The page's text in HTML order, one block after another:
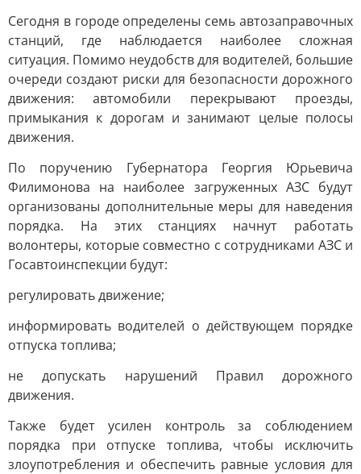
Сегодня в городе определены семь автозаправочных
станций, где наблюдается наиболее сложная
ситуация. Помимо неудобств для водителей, большие
очереди создают риски для безопасности дорожного
движения: автомобили перекрывают проезды,
примыкания к дорогам и занимают целые полосы
движения.
По поручению Губернатора Георгия Юрьевича
Филимонова на наиболее загруженных АЗС будут
организованы дополнительные меры для наведения
порядка. На этих станциях начнут работать
волонтеры, которые совместно с сотрудниками АЗС и
Госавтоинспекции будут:
регулировать движение;
информировать водителей о действующем порядке
отпуска топлива;
не допускать нарушений Правил дорожного
движения.
Также будет усилен контроль за соблюдением
порядка при отпуске топлива, чтобы исключить
злоупотребления и обеспечить равные условия для